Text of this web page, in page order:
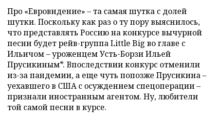
Про «Евровидение» – та самая шутка с долей
шутки. Поскольку как раз о ту пору выяснилось,
что представлять Россию на конкурсе вычурной
песни будет рейв-группа Little Big во главе с
Ильичом – уроженцем Усть-Борзи Ильей
Прусикиным*. Впоследствии конкурс отменили
из-за пандемии, а еще чуть попозже Прусикина –
уехавшего в США с осуждением спецоперации –
признали иностранным агентом. Ну, любители
той самой песни в курсе.